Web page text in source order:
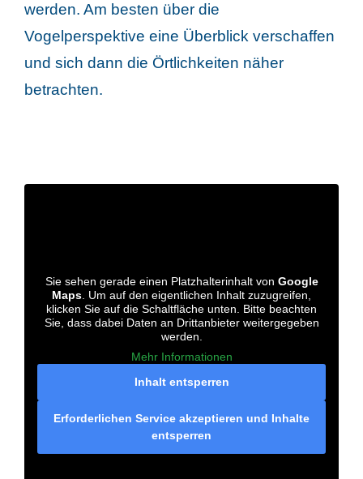
werden. Am besten über die
Vogelperspektive eine Überblick verschaffen
und sich dann die Örtlichkeiten näher
betrachten.
Sie sehen gerade einen Platzhalterinhalt von Google
Maps. Um auf den eigentlichen Inhalt zuzugreifen,
klicken Sie auf die Schaltfläche unten. Bitte beachten
Sie, dass dabei Daten an Drittanbieter weitergegeben
werden.
Mehr Informationen
Inhalt entsperren
Erforderlichen Service akzeptieren und Inhalte
entsperren